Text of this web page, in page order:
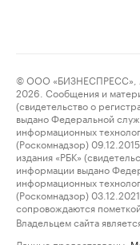
© ООО «БИЗНЕСПРЕСС»,
2026. Сообщения и
(свидетельство о
выдано Федеральной
информационных
(Роскомнадзор)
издания «РБК»
информации выдано
информационных
(Роскомнадзор)
сопровождаются
Владельцем сайта